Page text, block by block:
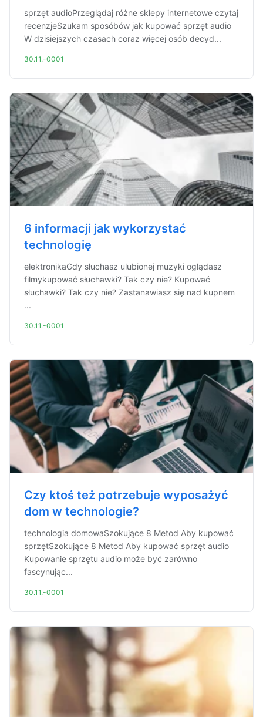
sprzęt audioPrzeglądaj różne sklepy internetowe czytaj
recenzjeSzukam sposóbów jak kupować sprzęt audio
W dzisiejszych czasach coraz więcej osób decyd...
30.11.-0001
6 informacji jak wykorzystać
technologię
elektronikaGdy słuchasz ulubionej muzyki oglądasz
filmykupować słuchawki? Tak czy nie? Kupować
słuchawki? Tak czy nie? Zastanawiasz się nad kupnem
...
30.11.-0001
Czy ktoś też potrzebuje wyposażyć
dom w technologie?
technologia domowaSzokujące 8 Metod Aby kupować
sprzętSzokujące 8 Metod Aby kupować sprzęt audio
Kupowanie sprzętu audio może być zarówno
fascynując...
30.11.-0001